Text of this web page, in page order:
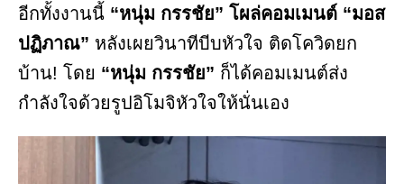
อีกทั้งงานนี้ “หนุ่ม กรรชัย” โผล่คอมเมนต์ “มอส
ปฏิภาณ” หลังเผยวินาทีบีบหัวใจ ติดโควิดยก
บ้าน! โดย “หนุ่ม กรรชัย” ก็ได้คอมเมนต์ส่ง
กำลังใจด้วยรูปอิโมจิหัวใจให้นั่นเอง